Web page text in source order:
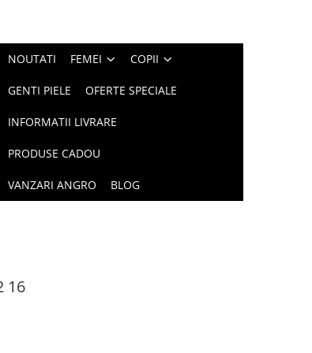
NOUTATI FEMEI COPII
GENTI PIELE OFERTE SPECIALE
INFORMATII LIVRARE
PRODUSE CADOU
VANZARI ANGRO BLOG
16